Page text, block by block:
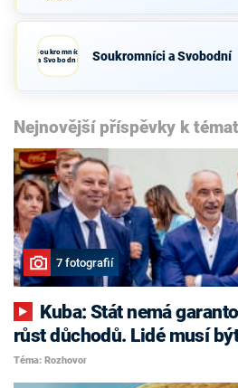
Soukromníci
a Svobodní
Soukromníci a Svobodní
Nejnovější příspěvky k
7 fotografií
růst důchodů. Lidé musí
Téma: Rozhovor